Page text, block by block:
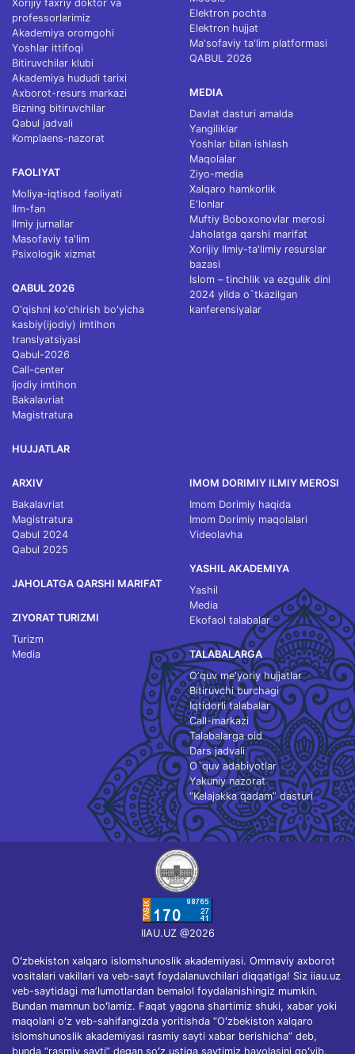
Xorijiy faxriy doktor va
professorlarimiz
Akademiya oromgohi
Yoshlar ittifoqi
Bitiruvchilar klubi
Akademiya hududi tarixi
Axborot-resurs markazi
Bizning bitiruvchilar
Qabul jadvali
Komplaens-nazorat
FAOLIYAT
Moliya-iqtisod faoliyati
Ilm-fan
Ilmiy jurnallar
Masofaviy ta'lim
Psixologik xizmat
QABUL 2026
O'qishni ko'chirish bo'yicha
kasbiy(ijodiy) imtihon
translyatsiyasi
Qabul-2026
Call-center
Ijodiy imtihon
Bakalavriat
Magistratura
HUJJATLAR
Elektron pochta
Elektron hujjat
Ma'sofaviy ta'lim platformasi
QABUL 2026
MEDIA
Davlat dasturi amalda
Yangiliklar
Yoshlar bilan ishlash
Maqolalar
Ziyo-media
Xalqaro hamkorlik
E'lonlar
Muftiy Boboxonovlar merosi
Jaholatga qarshi marifat
Xorijiy Ilmiy-ta'limiy resurslar
bazasi
Islom – tinchlik va ezgulik dini
2024 yilda o`tkazilgan
kanferensiyalar
ARXIV
Bakalavriat
Magistratura
Qabul 2024
Qabul 2025
JAHOLATGA QARSHI MARIFAT
ZIYORAT TURIZMI
Turizm
Media
IMOM DORIMIY ILMIY MEROSI
Imom Dorimiy haqida
Imom Dorimiy maqolalari
Videolavha
YASHIL AKADEMIYA
Yashil
Media
Ekofaol talabalar
TALABALARGA
O‘quv me'yoriy hujjatlar
Bitiruvchi burchagi
Iqtidorli talabalar
Call-markazi
Talabalarga oid
Dars jadvali
O`quv adabiyotlar
Yakuniy nazorat
“Kelajakka qadam” dasturi
IIAU.UZ @2026
Oʻzbekiston xalqaro islomshunoslik akademiyasi. Ommaviy axborot
vositalari vakillari va veb-sayt foydalanuvchilari diqqatiga! Siz iiau.uz
veb-saytidagi maʼlumotlardan bemalol foydalanishingiz mumkin.
Bundan mamnun boʻlamiz. Faqat yagona shartimiz shuki, xabar yoki
maqolani oʻz veb-sahifangizda yoritishda “Oʻzbekiston xalqaro
islomshunoslik akademiyasi rasmiy sayti xabar berishicha” deb,
bunda “rasmiy sayti” degan soʻz ustiga saytimiz havolasini qoʻyib,